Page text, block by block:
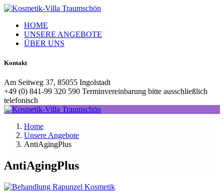
HOME
UNSERE ANGEBOTE
ÜBER UNS
Kontakt
Am Seitweg 37, 85055 Ingolstadt
+49 (0) 841-99 320 590 Terminvereinbarung bitte ausschließlich
telefonisch
Home
Unsere Angebote
AntiAgingPlus
AntiAgingPlus